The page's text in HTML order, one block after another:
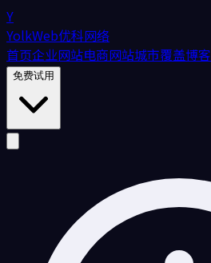
Y
YolkWeb优科网络
首页企业网站电商网站城市覆盖博客
免费试用